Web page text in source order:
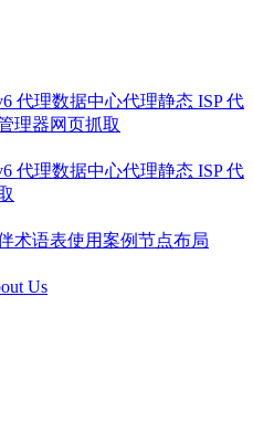
代理数据中心代理静态 ISP 代
理器网页抓取
代理数据中心代理静态 ISP 代
术语表使用案例节点布局
Us